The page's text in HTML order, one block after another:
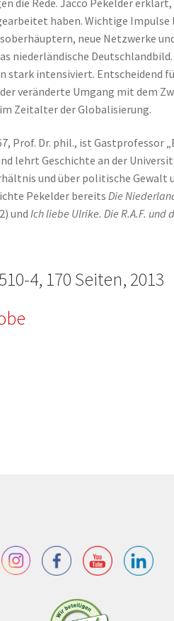
haben. Wichtige
neue Netzwerke
niederländische
stark intensiviert. Entscheidend
veränderte Umgang mit dem
Zeitalter der Globalisierung.
Prof. Dr. phil., ist Gastprofessor
lehrt Geschichte an der
und über politische Gewalt
Pekelder bereitsDie
undIch liebe Ulrike. Die R.A.F.
4, 170 Seiten, 2013